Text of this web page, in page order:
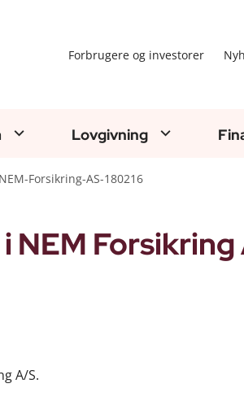
Forbrugere og investorer
Lovgivning
Forsikring-AS-180216
NEM
A/S.